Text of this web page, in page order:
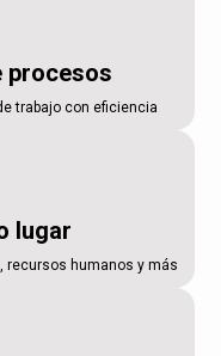
procesos
trabajo con eficiencia
lugar
recursos humanos y más